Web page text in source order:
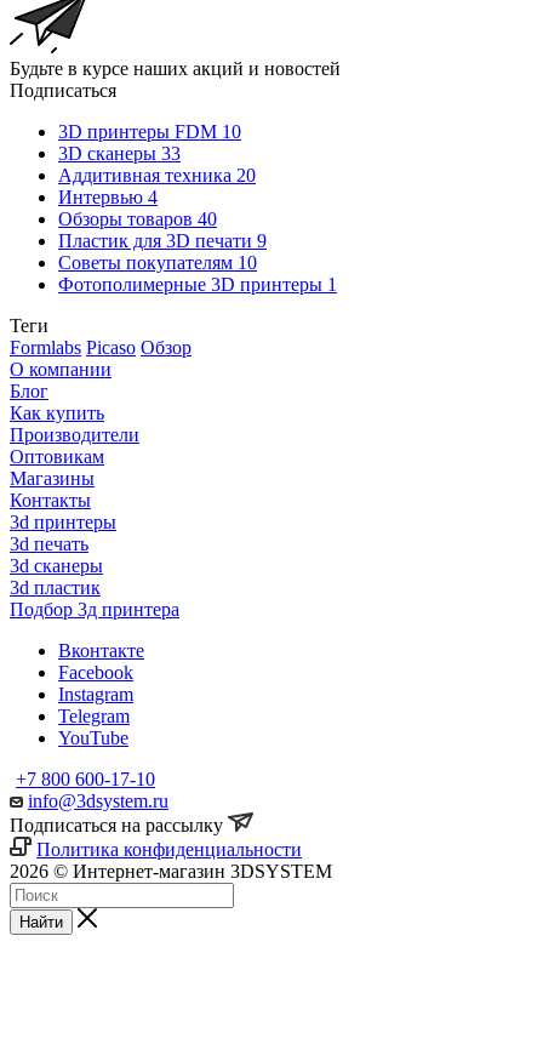
Будьте в курсе наших акций и новостей
Подписаться
3D принтеры FDM 10
3D сканеры 33
Аддитивная техника 20
Интервью 4
Обзоры товаров 40
Пластик для 3D печати 9
Советы покупателям 10
Фотополимерные 3D принтеры 1
Теги
Formlabs Picaso Обзор
О компании
Блог
Как купить
Производители
Оптовикам
Магазины
Контакты
3d принтеры
3d печать
3d сканеры
3d пластик
Подбор 3д принтера
Вконтакте
Facebook
Instagram
Telegram
YouTube
+7 800 600-17-10
info@3dsystem.ru
Подписаться на рассылку
Политика конфиденциальности
2026 © Интернет-магазин 3DSYSTEM
Найти